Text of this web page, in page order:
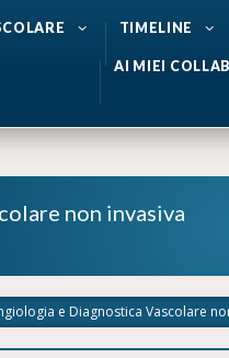
TIMELINE
AI MIEI
non invasiva
e Diagnostica Vascolare